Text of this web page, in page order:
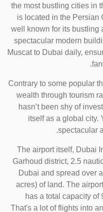
the most bustling cities
is located in the
well known for its
spectacular modern
Muscat to Dubai daily,
Contrary to some
wealth through tourism
hasn’t been shy of
itself as a global
The airport itself,
Garhoud district, 2.5
Dubai and spread
acres) of land. The
has a total capacity
That's a lot of flights into